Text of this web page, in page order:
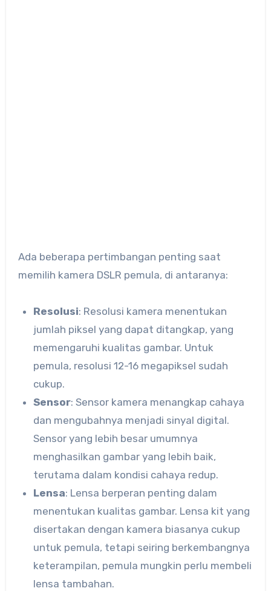
Ada beberapa pertimbangan penting saat
memilih kamera DSLR pemula, di antaranya:
Resolusi: Resolusi kamera menentukan
jumlah piksel yang dapat ditangkap, yang
memengaruhi kualitas gambar. Untuk
pemula, resolusi 12-16 megapiksel sudah
cukup.
Sensor: Sensor kamera menangkap cahaya
dan mengubahnya menjadi sinyal digital.
Sensor yang lebih besar umumnya
menghasilkan gambar yang lebih baik,
terutama dalam kondisi cahaya redup.
Lensa: Lensa berperan penting dalam
menentukan kualitas gambar. Lensa kit yang
disertakan dengan kamera biasanya cukup
untuk pemula, tetapi seiring berkembangnya
keterampilan, pemula mungkin perlu membeli
lensa tambahan.